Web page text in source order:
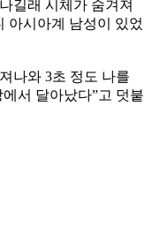
길래 시체가 숨겨져
아시아계 남성이 있었
나와 3초 정도 나를
서 달아났다”고 덧붙